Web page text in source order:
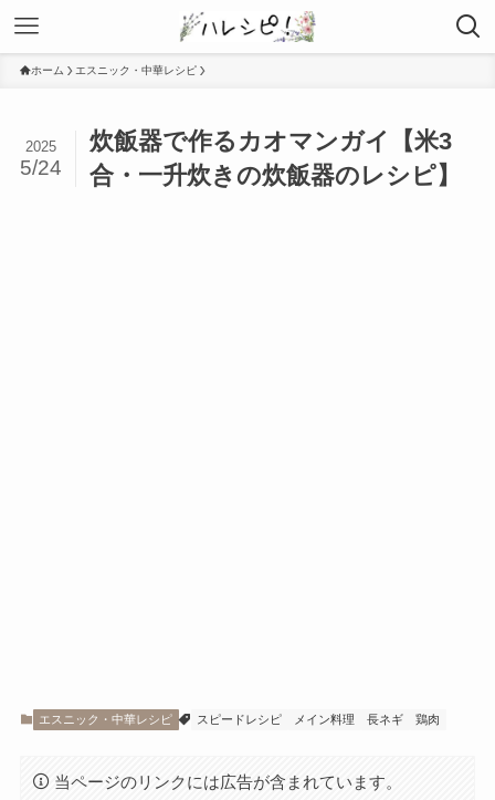
ホーム エスニック・中華レシピ
炊飯器で作るカオマンガイ【米3
合・一升炊きの炊飯器のレシピ】
2025
5/24
エスニック・中華レシピ スピードレシピ メイン料理 長ネギ 鶏肉
当ページのリンクには広告が含まれています。